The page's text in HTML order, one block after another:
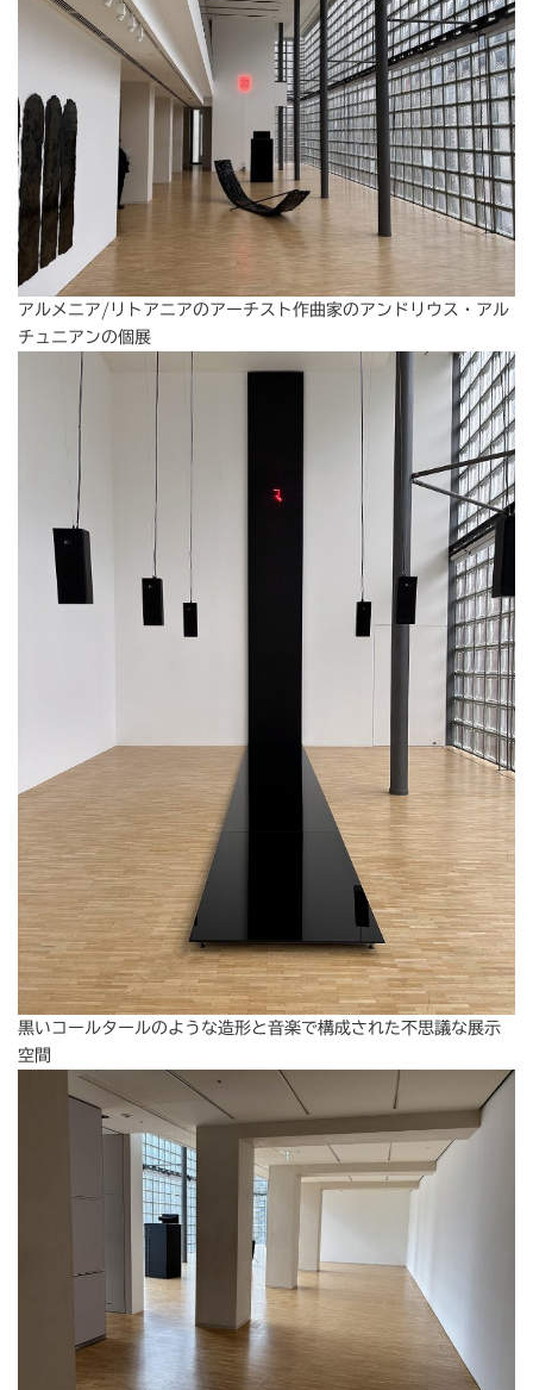
アルメニア/リトアニアのアーチスト作曲家のアンドリウス・アル
チュニアンの個展
黒いコールタールのような造形と音楽で構成された不思議な展示
空間